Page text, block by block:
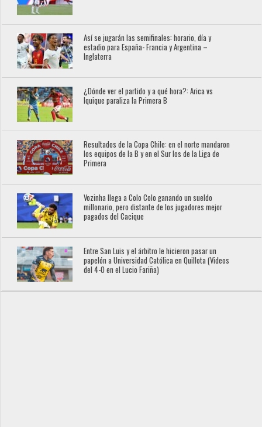
Así se jugarán las semifinales: horario, día y
estadio para España- Francia y Argentina –
Inglaterra
¿Dónde ver el partido y a qué hora?: Arica vs
Iquique paraliza la Primera B
Resultados de la Copa Chile: en el norte mandaron
los equipos de la B y en el Sur los de la Liga de
Primera
Vozinha llega a Colo Colo ganando un sueldo
millonario, pero distante de los jugadores mejor
pagados del Cacique
Entre San Luis y el árbitro le hicieron pasar un
papelón a Universidad Católica en Quillota (Videos
del 4-0 en el Lucio Fariña)